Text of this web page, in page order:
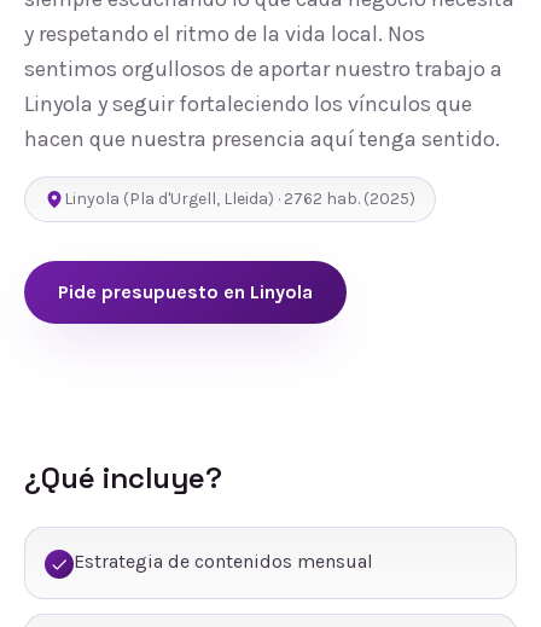
y respetando el ritmo de la vida local. Nos
sentimos orgullosos de aportar nuestro trabajo a
Linyola y seguir fortaleciendo los vínculos que
hacen que nuestra presencia aquí tenga sentido.
Linyola (Pla d'Urgell, Lleida) · 2762 hab. (2025)
Pide presupuesto en Linyola
¿Qué incluye?
Estrategia de contenidos mensual